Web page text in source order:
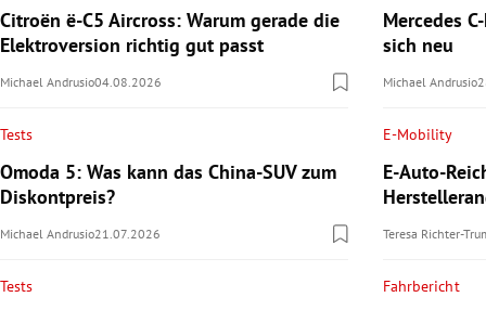
Citroën ë-C5 Aircross: Warum gerade die
Elektroversion richtig gut passt
Michael Andrusio04.08.2026
Tests
Omoda 5: Was kann das China-SUV zum
Diskontpreis?
Michael Andrusio21.07.2026
Tests
Mercedes
sich neu
Michael Andrusio
E-Mobility
E-Auto-
Teresa Richter-
Fahrbericht